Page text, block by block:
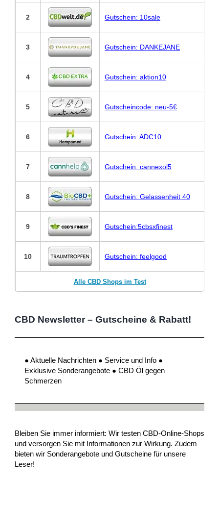
2 Gutschein: 10sale
3 Gutschein: DANKEJANE
4 Gutschein: aktion10
5 Gutscheincode: neu-5€
6 Gutschein: ADC10
7 Gutschein: cannexol5
8 Gutschein: Gelassenheit 40
9 Gutschein:5cbsxfinest
10 Gutschein: feelgood
Alle CBD Shops im Test
CBD Newsletter – Gutscheine & Rabatt!
● Aktuelle Nachrichten ● Service und Info ●
Exklusive Sonderangebote ● CBD Öl gegen
Schmerzen
Bleiben Sie immer informiert: Wir testen CBD-Online-Shops
und versorgen Sie mit Informationen zur Wirkung. Zudem
bieten wir Sonderangebote und Gutscheine für unsere
Leser!